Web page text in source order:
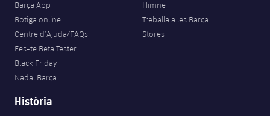
Barça App
Botiga online
Centre d’Ajuda/FAQs
Fes-te Beta Tester
Black Friday
Nadal Barça
Himne
Treballa a les Barça
Stores
Història